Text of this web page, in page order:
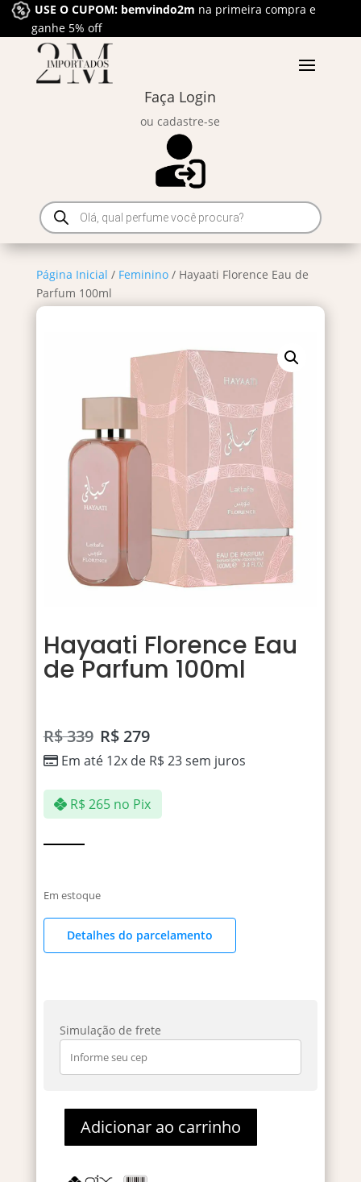
USE O CUPOM: bemvindo2m na primeira compra e
ganhe 5% off
Faça Login
ou cadastre-se
Pesquisar
produtos
Página Inicial / Feminino/ Hayaati Florence Eau de
Parfum 100ml
Hayaati Florence Eau
de Parfum 100ml
R$339 R$279
Em até 12x de R$ 23sem juros
R$ 265 no Pix
Em estoque
Detalhes do parcelamento
Simulação de frete
HayaatiAdicionar ao carrinho